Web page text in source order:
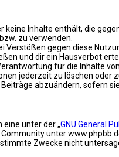
keine Inhalte enthält, die
zu verwenden.
Verstößen gegen diese
und dir ein Hausverbot
für die Inhalte
jederzeit zu löschen oder
abzuändern, sofern
eine unter der „GNU General
unter
Zwecke nicht